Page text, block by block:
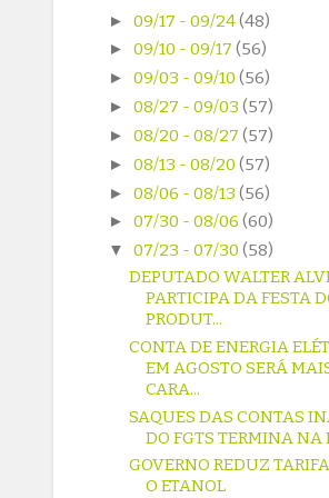
► 09/17 - 09/24(48)
► 09/10 - 09/17 (56)
► 09/03 - 09/10 (56)
► 08/27 - 09/03 (57)
► 08/20 - 08/27 (57)
► 08/13 - 08/20 (57)
► 08/06 - 08/13 (56)
► 07/30 - 08/06 (60)
▼ 07/23 - 07/30 (58)
DEPUTADO WALTER
PARTICIPA DA FESTA
PRODUT...
CONTA DE ENERGIA
EM AGOSTO SERÁ
CARA...
SAQUES DAS CONTAS
DO FGTS TERMINA NA
GOVERNO REDUZ
O ETANOL